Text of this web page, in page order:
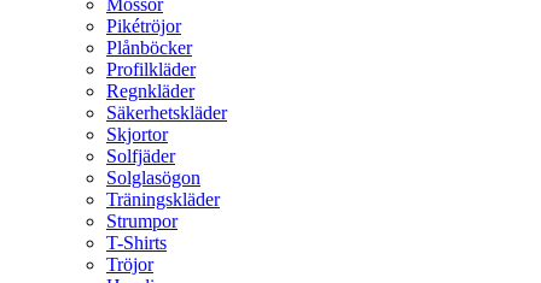
Mössor
Pikétröjor
Plånböcker
Profilkläder
Regnkläder
Säkerhetskläder
Skjortor
Solfjäder
Solglasögon
Träningskläder
Strumpor
T-Shirts
Tröjor